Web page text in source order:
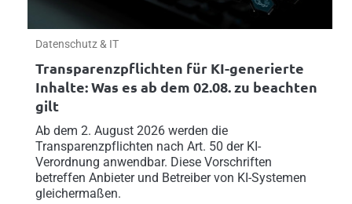
Datenschutz & IT
Transparenzpflichten für KI-generierte
Inhalte: Was es ab dem 02.08. zu beachten
gilt
Ab dem 2. August 2026 werden die
Transparenzpflichten nach Art. 50 der KI-
Verordnung anwendbar. Diese Vorschriften
betreffen Anbieter und Betreiber von KI-Systemen
gleichermaßen.